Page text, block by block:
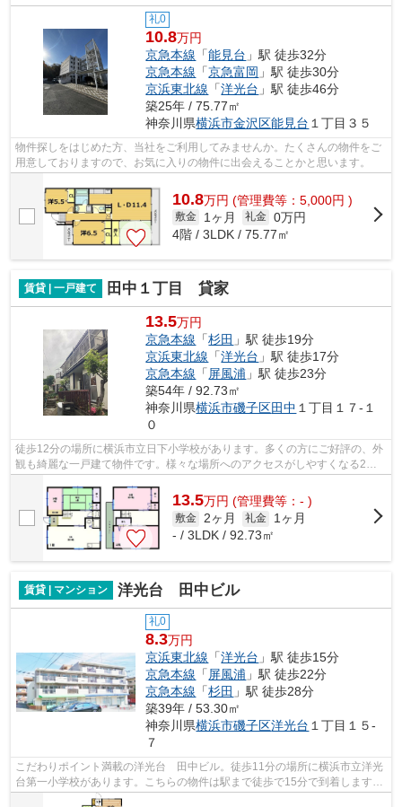
礼0
10.8万円
京急本線 「能見台 」駅 徒歩32分
京急本線 「京急富岡 」駅 徒歩30分
京浜東北線 「洋光台 」駅 徒歩46分
築25年 / 75.77㎡
神奈川県横浜市金沢区能見台 １丁目３５
物件探しをはじめた方、当社をご利用してみませんか。たくさんの物件をご
用意しておりますので、お気に入りの物件に出会えることかと思います。
10.8万円 (管理費等：5,000円 )
敷金 1ヶ月 礼金 0万円
4階 / 3LDK / 75.77㎡
賃貸 | 一戸建て 田中１丁目 貸家
13.5万円
京急本線 「杉田 」駅 徒歩19分
京浜東北線 「洋光台 」駅 徒歩17分
京急本線 「 屏風浦 」駅 徒歩23分
築54年 / 92.73㎡
神奈川県横浜市磯子区田中 １丁目１７-１
０
徒歩12分の場所に横浜市立日下小学校があります。多くの方にご好評の、外
観も綺麗な一戸建て物件です。様々な場所へのアクセスがしやすくなる2駅
利用可能な物件です。自分に合った賃貸...
13.5万円 (管理費等：- )
敷金 2ヶ月 礼金
1ヶ月
- / 3LDK / 92.73㎡
賃貸 | マンション 洋光台 田中ビル
礼0
8.3万円
京浜東北線 「洋光台 」駅 徒歩15分
京急本線 「屏風浦 」駅 徒歩22分
京急本線 「杉田 」駅 徒歩28分
築39年 / 53.30㎡
神奈川県横浜市磯子区洋光台 １丁目１５-
７
こだわりポイント満載の洋光台 田中ビル。徒歩11分の場所に横浜市立洋光
台第一小学校があります。こちらの物件は駅まで徒歩で15分で到着します。
防犯対策もバッチリなマンションタイ...